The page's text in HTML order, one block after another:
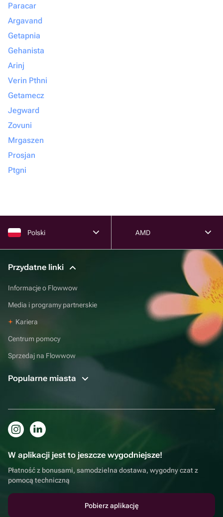
Paracar
Argavand
Getapnia
Gehanista
Arinj
Verin Pthni
Getamecz
Jegward
Zovuni
Mrgaszen
Prosjan
Ptgni
Polski AMD
Przydatne linki
Informacje o Flowwow
Media i programy partnerskie
Kariera
Centrum pomocy
Sprzedaj na Flowwow
Popularne miasta
W aplikacji jest to jeszcze wygodniejsze!
Płatność z bonusami, samodzielna dostawa, wygodny czat z
pomocą techniczną
Pobierz aplikację